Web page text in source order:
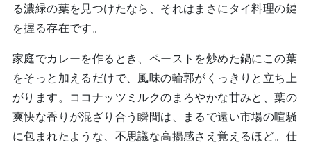
る濃緑の葉を見つけたなら、それはまさにタイ料理の鍵
を握る存在です。
家庭でカレーを作るとき、ペーストを炒めた鍋にこの葉
をそっと加えるだけで、風味の輪郭がくっきりと立ち上
がります。ココナッツミルクのまろやかな甘みと、葉の
爽快な香りが混ざり合う瞬間は、まるで遠い市場の喧騒
に包まれたような、不思議な高揚感さえ覚えるほど。仕